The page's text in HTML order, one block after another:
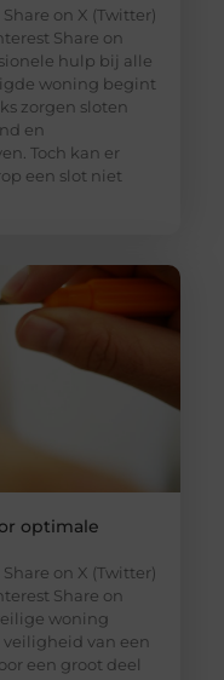
on X (Twitter)
Share on
hulp bij alle
woning begint
zorgen sloten
en
Toch kan er
een slot niet
optimale
on X (Twitter)
Share on
woning
van een
een groot deel